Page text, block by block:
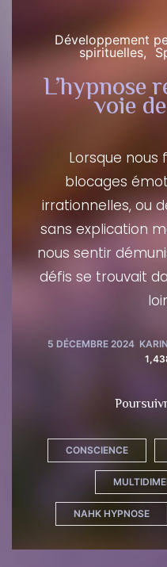
Développement
spirituelles
L’hypnose
voie
Lorsque nous
blocages
irrationnelles, ou
sans explication
nous sentir
défis se trouvait
5 DÉCEMBRE 2024
CONSCIENCE
NAHK HYPNOSE